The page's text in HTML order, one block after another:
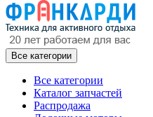
Все категории
Все категории
Каталог запчастей
Распродажа